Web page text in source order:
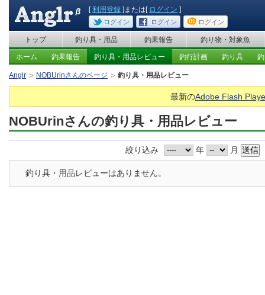
[利用登録 ]または[ ログイン ]
ログイン ログイン ログイン
トップ 釣り具・用品 釣果報告 釣り物・対象魚
ホーム 釣果報告 釣り具・用品レビュー 釣行計画 釣り具
Anglr NOBUrinさんのページ 釣り具・用品レビュー
最新のAdobe Flash
NOBUrinさんの釣り具・用品レビュー
絞り込み 年 月
釣り具・用品レビューはありません。